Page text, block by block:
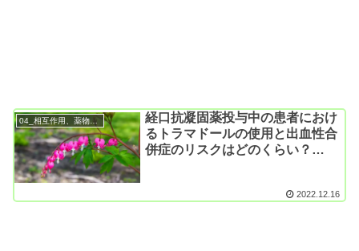
04_相互作用、薬物相互作用
経口抗凝固薬投与中の患者におけ
るトラマドールの使用と出血性合
併症のリスクはどのくらい？
2022.12.16